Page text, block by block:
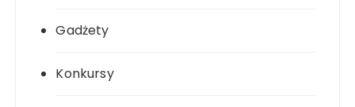
Gadżety
Konkursy